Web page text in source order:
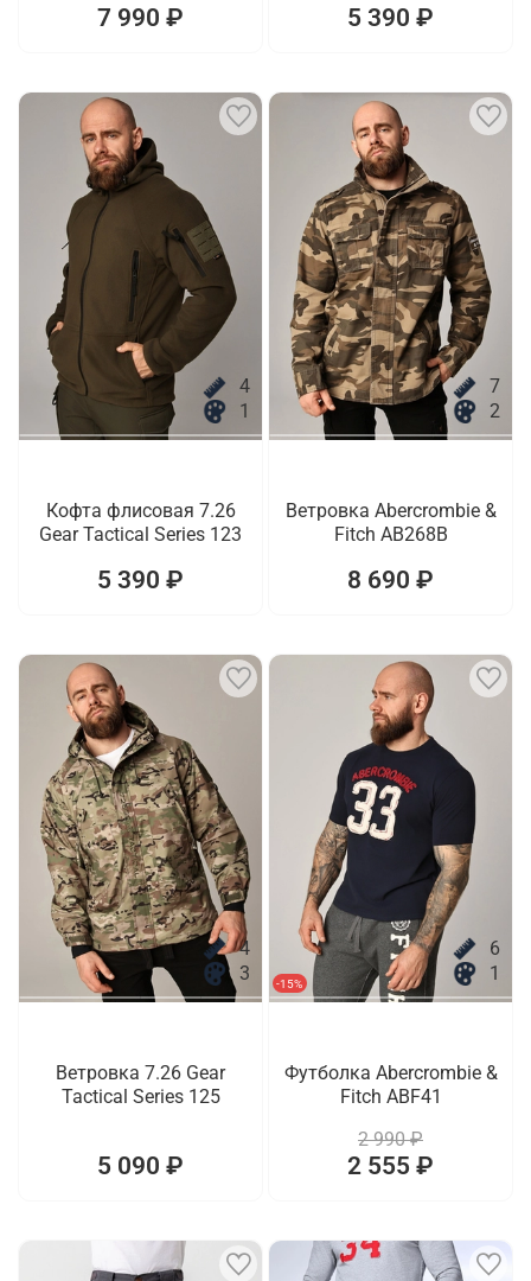
7 990 ₽ 5 390 ₽
4
1
Кофта флисовая 7.26
Gear Tactical Series 123
5 390 ₽
7
2
Ветровка Abercrombie &
Fitch AB268B
8 690 ₽
4
3
Ветровка 7.26 Gear
Tactical Series 125
5 090 ₽
-15%
6
1
Футболка Abercrombie &
Fitch ABF41
2 990 ₽
2 555 ₽